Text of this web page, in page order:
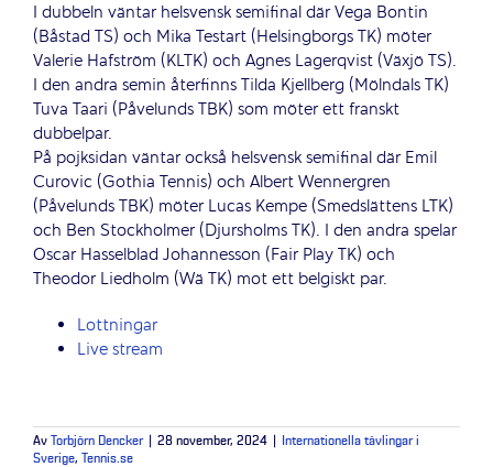
I dubbeln väntar helsvensk semifinal där Vega Bontin
(Båstad TS) och Mika Testart (Helsingborgs TK) möter
Valerie Hafström (KLTK) och Agnes Lagerqvist (Växjö TS).
I den andra semin återfinns Tilda Kjellberg (Mölndals TK)
Tuva Taari (Påvelunds TBK) som möter ett franskt
dubbelpar.
På pojksidan väntar också helsvensk semifinal där Emil
Curovic (Gothia Tennis) och Albert Wennergren
(Påvelunds TBK) möter Lucas Kempe (Smedslättens LTK)
och Ben Stockholmer (Djursholms TK). I den andra spelar
Oscar Hasselblad Johannesson (Fair Play TK) och
Theodor Liedholm (Wä TK) mot ett belgiskt par.
Lottningar
Live stream
Av Torbjörn Dencker 28 november, 2024
Internationella tävlingar i
Sverige, Tennis.se